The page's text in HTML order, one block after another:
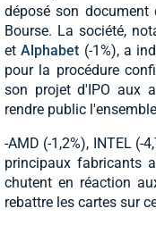
déposé son
Bourse. La société,
etAlphabet (-1%), a
pour la procédure
son projet d'IPO aux
rendre public
-AMD (-1,2%), INTEL (-
principaux fabricants
chutent en réaction
rebattre les cartes sur